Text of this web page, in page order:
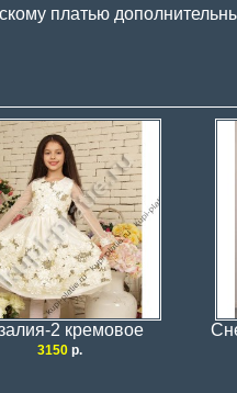
платью
2 кремовое
3150 р.